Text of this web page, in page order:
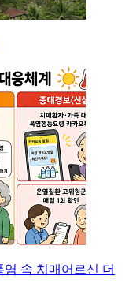
속 치매어르신 더